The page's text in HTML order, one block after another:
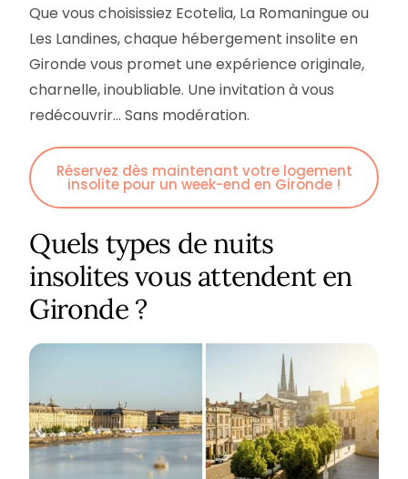
Que vous choisissiez Ecotelia, La Romaningue ou
Les Landines, chaque hébergement insolite en
Gironde vous promet une expérience originale,
charnelle, inoubliable. Une invitation à vous
redécouvrir… Sans modération.
Réservez dès maintenant votre logement
insolite pour un week-end en Gironde !
Quels types de nuits
insolites vous attendent en
Gironde ?